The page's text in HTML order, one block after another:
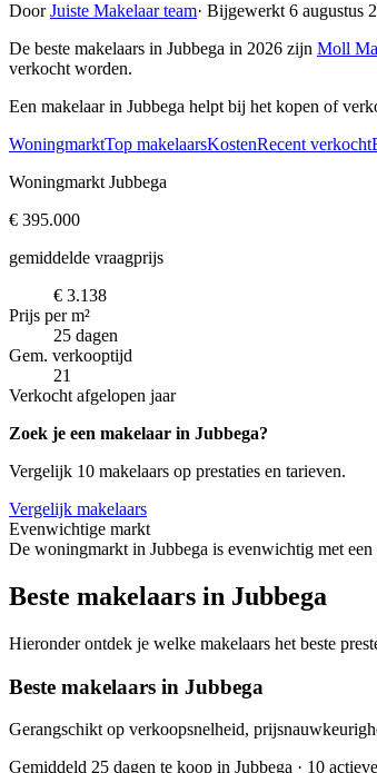
DoorJuiste Makelaar team· Bijgewerkt 6 augustus
De beste makelaars in Jubbega in 2026 zijn Moll
verkocht worden.
Een makelaar in Jubbega helpt bij het kopen of
WoningmarktTop makelaarsKostenRecent verkocht
Woningmarkt Jubbega
€ 395.000
gemiddelde vraagprijs
€ 3.138
Prijs per m²
25 dagen
Gem. verkooptijd
21
Verkocht afgelopen jaar
Zoek je een makelaar in Jubbega?
Vergelijk 10 makelaars op prestaties en tarieven.
Vergelijk makelaars
Evenwichtige markt
De woningmarkt in Jubbega is evenwichtig met
Beste makelaars in Jubbega
Hieronder ontdek je welke makelaars het beste
Beste makelaars in Jubbega
Gerangschikt op verkoopsnelheid,
Gemiddeld 25 dagen te koop in Jubbega · 10